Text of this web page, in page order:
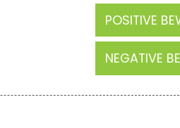
POSITIVE
NEGATIVE